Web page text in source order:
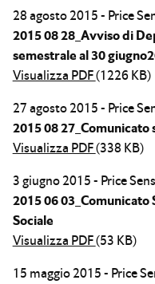
28 agosto 2015 - Price
2015 08 28_Avviso di
semestrale al 30
Visualizza PDF(1226 KB)
27 agosto 2015 - Price
2015 08
Visualizza PDF(338 KB)
3 giugno 2015 - Price
2015 06
Sociale
Visualizza PDF(53 KB)
15 maggio 2015 - Price